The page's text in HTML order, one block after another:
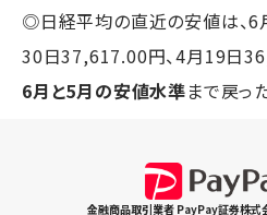
◎日経平均の直近の安値は、
30日37,617.00円、4月19日
6月と5月の安値水準まで戻っ
金融商品取引業者 PayPay証券株式